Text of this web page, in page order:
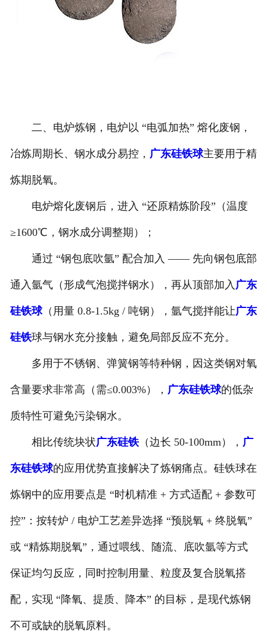
二、电炉炼钢，电炉以 “电弧加热” 熔化废钢，
冶炼周期长、钢水成分易控， 广东硅铁球主要用于精
炼期脱氧。
电炉熔化废钢后，进入 “还原精炼阶段”（温度
≥1600℃，钢水成分调整期）；
通过 “钢包底吹氩” 配合加入 —— 先向钢包底部
通入氩气（形成气泡搅拌钢水），再从顶部加入 广东
硅铁球（用量 0.8-1.5kg / 吨钢），氩气搅拌能让广东
硅铁球与钢水充分接触，避免局部反应不充分。
多用于不锈钢、弹簧钢等特种钢，因这类钢对氧
含量要求非常高（需≤0.003%）， 广东硅铁球的低杂
质特性可避免污染钢水。
相比传统块状广东硅铁（边长 50-100mm）， 广
东硅铁球的应用优势直接解决了炼钢痛点。硅铁球在
炼钢中的应用要点是 “时机精准 + 方式适配 + 参数可
控”：按转炉 / 电炉工艺差异选择 “预脱氧 + 终脱氧”
或 “精炼期脱氧”，通过喂线、随流、底吹氩等方式
保证均匀反应，同时控制用量、粒度及复合脱氧搭
配，实现 “降氧、提质、降本” 的目标，是现代炼钢
不可或缺的脱氧原料。